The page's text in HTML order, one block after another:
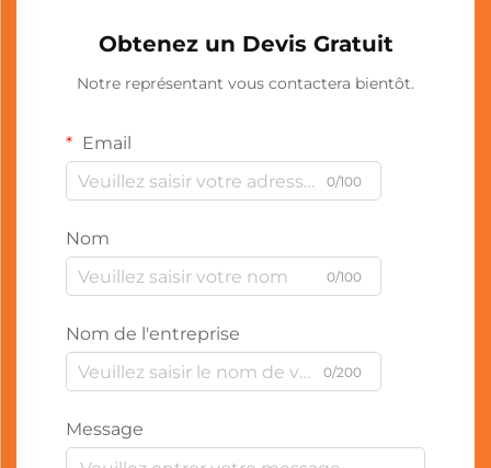
Obtenez un Devis Gratuit
Notre représentant vous contactera bientôt.
Email
0/100
Nom
0/100
Nom de l'entreprise
0/200
Message